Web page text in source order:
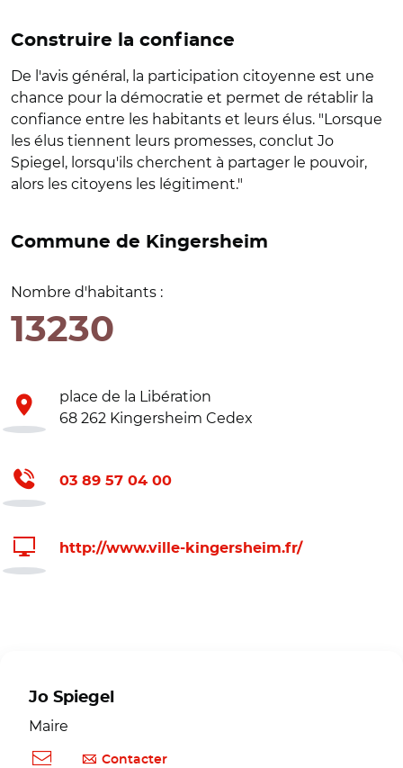
Construire la confiance
De l'avis général, la participation citoyenne est une
chance pour la démocratie et permet de rétablir la
confiance entre les habitants et leurs élus. "Lorsque
les élus tiennent leurs promesses, conclut Jo
Spiegel, lorsqu'ils cherchent à partager le pouvoir,
alors les citoyens les légitiment."
Commune de Kingersheim
Nombre d'habitants :
13230
place de la Libération
68 262 Kingersheim Cedex
03 89 57 04 00
http://www.ville-kingersheim.fr/
Jo Spiegel
Maire
Contacter